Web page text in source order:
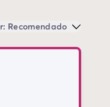
Recomendado